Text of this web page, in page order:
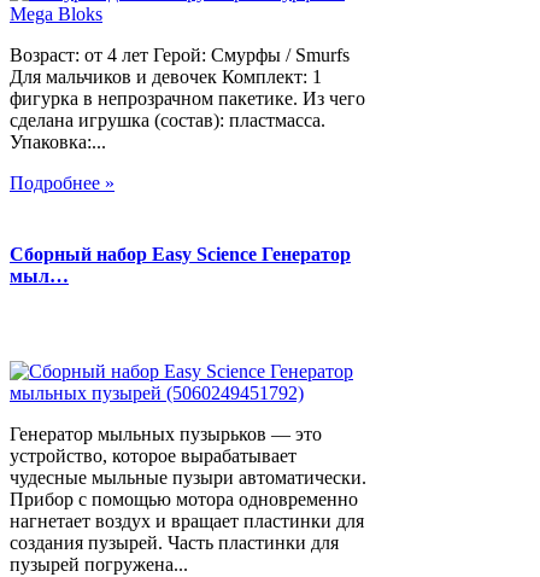
Возраст: от 4 лет Герой: Смурфы / Smurfs
Для мальчиков и девочек Комплект: 1
фигурка в непрозрачном пакетике. Из чего
сделана игрушка (состав): пластмасса.
Упаковка:...
Подробнее »
Сборный набор Easy Science Генератор
мыл…
Генератор мыльных пузырьков — это
устройство, которое вырабатывает
чудесные мыльные пузыри автоматически.
Прибор с помощью мотора одновременно
нагнетает воздух и вращает пластинки для
создания пузырей. Часть пластинки для
пузырей погружена...